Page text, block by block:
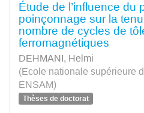
Étude de l’influence du
poinçonnage sur la
nombre de cycles de
ferromagnétiques
DEHMANI, Helmi
(Ecole nationale supérieure
ENSAM)
Thèses de doctorat